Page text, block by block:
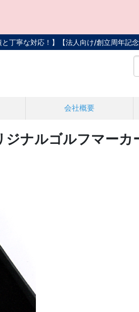
丁寧な対応！】 【法人向け/創立周年記
会社概要
ジナルゴルフマー